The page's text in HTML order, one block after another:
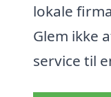
lokale
Glem ikke
service til